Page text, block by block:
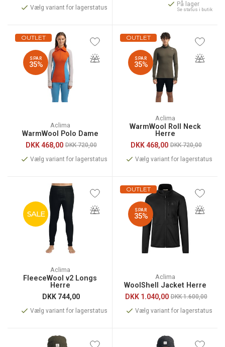
Vælg variant for lagerstatus
På lager
Se status i butik
OUTLET
SPAR
35%
Aclima
WarmWool Polo Dame
DKK468,00 DKK 720,00
Vælg variant for lagerstatus
OUTLET
SPAR
35%
Aclima
WarmWool Roll Neck
Herre
DKK468,00 DKK 720,00
Vælg variant for lagerstatus
SALE
Aclima
FleeceWool v2 Longs
Herre
DKK 744,00
Vælg variant for lagerstatus
OUTLET
SPAR
35%
Aclima
WoolShell Jacket Herre
DKK1.040,00 DKK 1.600,00
Vælg variant for lagerstatus